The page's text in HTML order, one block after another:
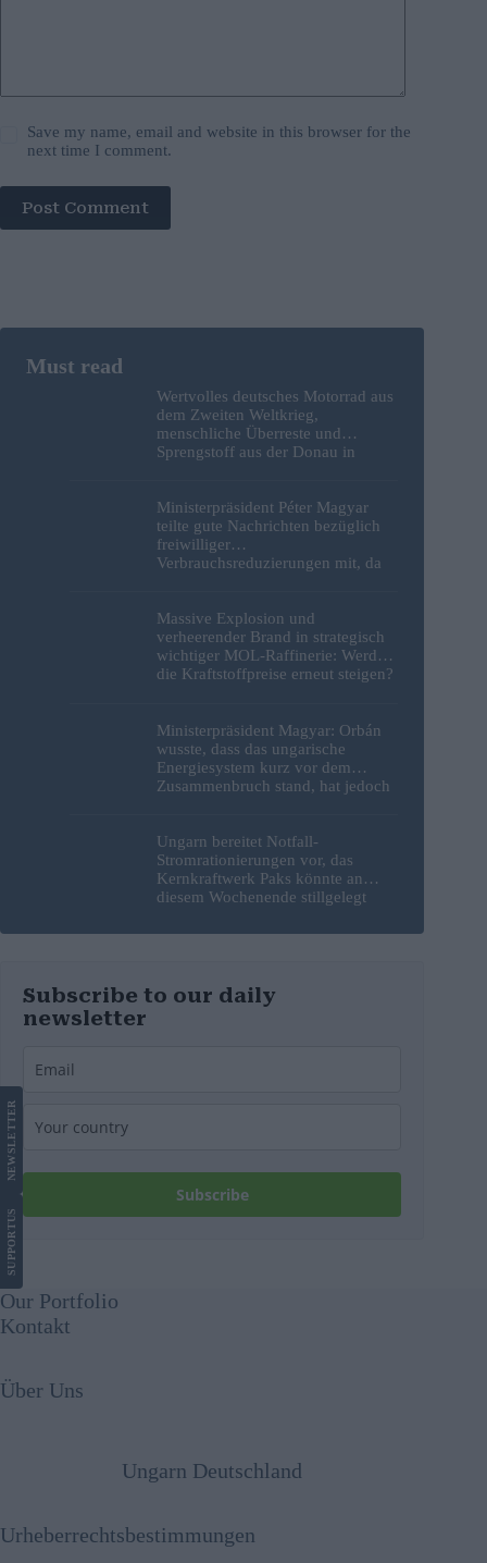
Save my name, email and website in this browser for the
next time I comment.
Post Comment
Wertvolles deutsches Motorrad aus
dem Zweiten Weltkrieg,
menschliche Überreste und
Sprengstoff aus der Donau in
Ministerpräsident Péter Magyar
teilte gute Nachrichten bezüglich
freiwilliger
Verbrauchsreduzierungen mit, da
Massive Explosion und
verheerender Brand in strategisch
wichtiger MOL-Raffinerie: Werden
die Kraftstoffpreise erneut steigen?
Ministerpräsident Magyar: Orbán
wusste, dass das ungarische
Energiesystem kurz vor dem
Zusammenbruch stand, hat jedoch
Ungarn bereitet Notfall-
Stromrationierungen vor, das
Kernkraftwerk Paks könnte an
diesem Wochenende stillgelegt
Subscribe to our daily
newsletter
Subscribe
SUPPORT
US
NEWS
LETTER
Our Portfolio
Kontakt
Über Uns
Ungarn Deutschland
Urheberrechtsbestimmungen